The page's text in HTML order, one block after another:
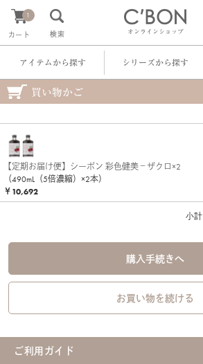
オンラインショップ
カート
1
検索
アイテムから探す シリーズから探す
買い物かご
【定期お届け便】シーボン 彩色健美－ザクロ×2
（490mL（5倍濃縮）×2本）
￥10,692
小計
ご利用ガイド